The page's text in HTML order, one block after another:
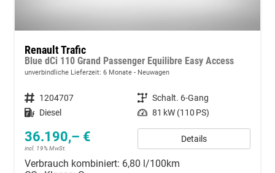
Renault Trafic
Blue dCi 110 Grand Passenger Equilibre Easy Access
unverbindliche Lieferzeit: 6 Monate Neuwagen
Fahrzeugnummer 1204707 Getriebe Schalt. 6-Gang
Kraftstoff Diesel Leistung 81 kW (110 PS)
36.190,– €
incl. 19% MwSt.
Details
Verbrauch kombiniert: 6,80 l/100km